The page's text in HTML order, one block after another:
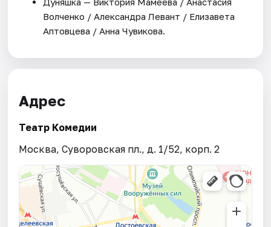
Волченко / Александра Левант / Елизавета
Аптовцева / Анна Чувикова.
Адрес
Театр Комедии
Москва, Суворовская пл., д. 1/52, корп. 2